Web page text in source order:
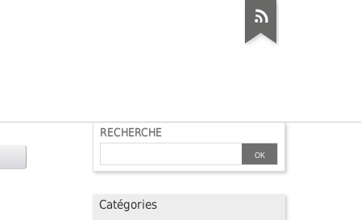
RECHERCHE
Catégories